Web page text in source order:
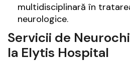
multidisciplinară în
neurologice.
Servicii de
la Elytis Hospital